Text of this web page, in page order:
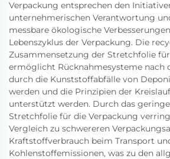
Verpackung entsprechen den
unternehmerischen Verantwortung
messbare ökologische
Lebenszyklus der Verpackung. Die
Zusammensetzung der Stretchfolie
ermöglicht Rücknahmesysteme nach
durch die Kunststoffabfälle von
werden und die Prinzipien der
unterstützt werden. Durch das
Stretchfolie für die Verpackung
Vergleich zu schwereren
Kraftstoffverbrauch beim Transport
Kohlenstoffemissionen, was zu den